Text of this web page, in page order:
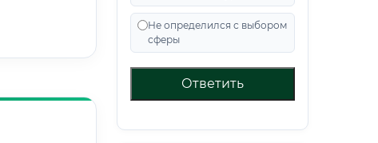
Не определился с выбором
сферы
Ответить